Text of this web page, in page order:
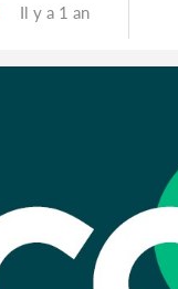
Il y a 1 an